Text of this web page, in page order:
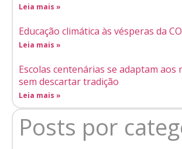
Leia mais »
Educação climática às vésperas da
Leia mais »
Escolas centenárias se adaptam aos
sem descartar tradição
Leia mais »
Posts por